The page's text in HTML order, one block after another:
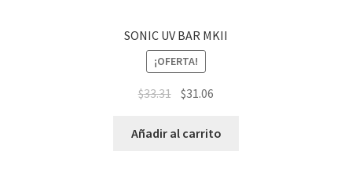
SONIC UV BAR MKII
¡OFERTA!
$33.31 $31.06
Añadir al carrito